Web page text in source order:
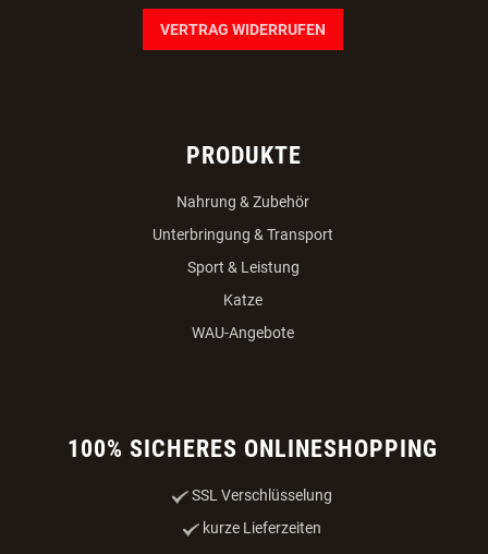
VERTRAG WIDERRUFEN
PRODUKTE
Nahrung & Zubehör
Unterbringung & Transport
Sport & Leistung
Katze
WAU-Angebote
100% SICHERES ONLINESHOPPING
SSL Verschlüsselung
kurze Lieferzeiten